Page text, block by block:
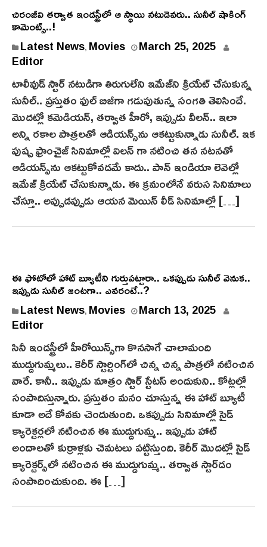
చిరంజీవి తర్వాత ఇండస్ట్రీలో ఆ స్థాయి నటుడెవరు.. సునీల్ షాకింగ్
కామెంట్స్..!
Latest News, Movies March 25, 2025
Editor
టాలీవుడ్ స్టార్ న‌టుడిగా తిరుగులేని ఇమేజ్‌ని క్రియేట్ చేసుకున్న
సునీల్.. ప్రస్తుతం ఫుల్ బిజీగా గడుపుతున్న సంగతి తెలిసిందే.
మొదట్లో కమెడియన్, తర్వాత హీరో, ఇప్పుడు వీల‌న్‌.. ఇలా
అన్ని రకాల పాత్ర‌ల‌తో ఆడియన్స్‌ను ఆకట్టుకున్నాడు సునీల్. ఇక
పుష్ప ఫ్రాంచైజ్‌ సినిమాల్లో విలన్ గా నటించి తన న‌ట‌న‌తో
ఆడియన్స్‌ను ఆకట్టుకోవడమే కాదు.. పాన్ ఇండియా లెవెల్లో
ఇమేజ్ క్రియేట్ చేసుకున్నాడు. ఈ క్రమంలోనే వరుస‌ సినిమాలు
చేస్తూ.. అప్పుడప్పుడు ఆయన మెయిన్ లీడ్ సినిమాల్లో […]
ఈ ఫోటోలో హాట్ బ్యూటీని గుర్తుపట్టారా.. ఒకప్పుడు సునీల్ వెనుక..
ఇప్పుడు సునీల్ జంటగా.. ఎవరంటే..?
Latest News, Movies March 13, 2025
Editor
సినీ ఇండస్ట్రీలో హీరోయిన్స్‌గా కొనసాగే చాలామంది
ముద్దుగుమ్మలు.. కెరీర్ స్టార్టింగ్‌లో చిన్న చిన్న పాత్రలో నటించిన
వారే. కానీ.. ఇప్పుడు మాత్రం స్టార్ స్టేటస్ అందుకుని.. కోట్లల్లో
సంపాదిస్తున్నారు. ప్రస్తుతం మనం చూస్తున్న ఈ హాట్ బ్యూటీ
కూడా అదే కోవకు చెందుతుంది. ఒకప్పుడు సినిమాల్లో సైడ్
క్యారెక్టర్లలో నటించిన ఈ ముద్దుగుమ్మ.. ఇప్పుడు హాట్
అందాలతో కుర్రాళ్లకు చెమటలు పట్టిస్తుంది. కెరీర్ మొదట్లో సైడ్
క్యారెక్టర్స్‌లో నటించిన ఈ ముద్దుగుమ్మ.. తర్వాత స్టార్‌డం
సంపాదించుకుంది. ఈ […]